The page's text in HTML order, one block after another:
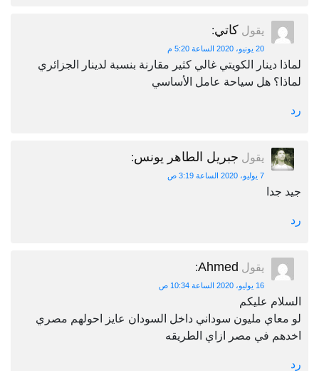
يقول كاتي:
20 يونيو، 2020 الساعة 5:20 م
لماذا دينار الكويتي غالي كثير مقارنة بنسبة لدينار الجزائري
لماذا؟ هل سياحة عامل الأساسي
رد
يقول جبريل الطاهر يونس:
7 يوليو، 2020 الساعة 3:19 ص
جيد جدا
رد
يقول Ahmed
:
16 يوليو، 2020 الساعة 10:34 ص
السلام عليكم
لو معاي مليون سوداني داخل السودان عايز احولهم مصري
اخدهم في مصر ازاي الطريقه
رد